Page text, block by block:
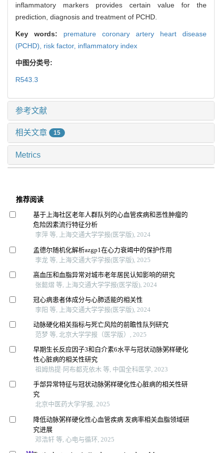
inflammatory markers provides certain value for the
prediction, diagnosis and treatment of PCHD.
Key words: premature coronary artery heart disease
(PCHD), risk factor, inflammatory index
中图分类号:
R543.3
参考文献
相关文章 15
Metrics
推荐阅读
基于上海社区老年人群队列的心血管疾病和恶性肿瘤的
危险因素流行特征分析
李萍 等, 上海交通大学学报(医学版), 2024
孟德尔随机化解析azgp1在心力衰竭中的保护作用
李龙 等, 上海交通大学学报(医学版), 2025
高血压和血脂异常对城市老年居民认知影响的研究
张懿熠 等, 上海交通大学学报(医学版), 2024
冠心病患者体成分与心肺适能的相关性
李阳 等, 上海交通大学学报(医学版), 2024
动脉硬化相关指标与死亡风险的前瞻性队列研究
范梦 等, 北京大学学报（医学版）, 2025
早期生长反应因子3和白介素6水平与冠状动脉粥样硬化
性心脏病的相关性研究
祖姆热提·阿布都克依木 等, 中国全科医学, 2023
手部异常特征与冠状动脉粥样硬化性心脏病的相关性研
究
北京中医药大学学报, 2025
降低动脉粥样硬化性心血管疾病 发病率相关血脂领域研
究进展
邓浩轩 等, 心电与循环, 2025